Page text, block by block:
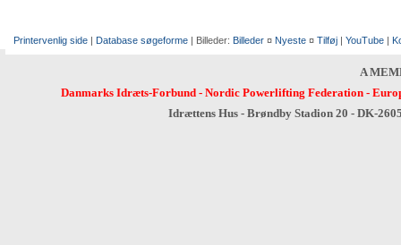
Printervenlig side | Database søgeforme | Billeder: Billeder ¤ Nyeste ¤ Tilføj | YouTube |
A
Danmarks Idræts-Forbund- Nordic Powerlifting Federation-
Idrættens Hus - Brøndby Stadion 20 - DK-